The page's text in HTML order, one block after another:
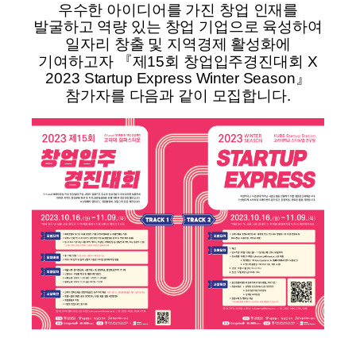
우수한 아이디어를 가진 창업 인재를
발굴하고 역량 있는 창업 기업으로 육성하여
일자리 창출 및 지역경제 활성화에
기여하고자
『제15회 창업입주경진대회 X
2023 Startup Express Winter Season 』
참가자를 다음과 같이 모집합니다.